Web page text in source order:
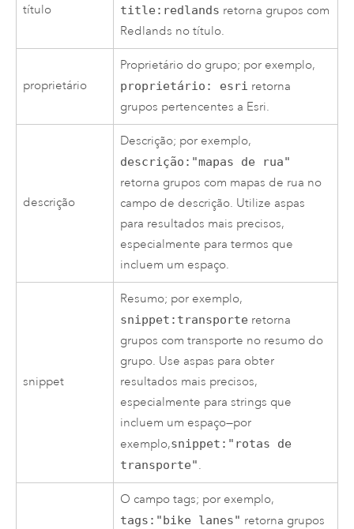
título title:redlands retorna grupos com
Redlands no título.
proprietário
Proprietário do grupo; por exemplo,
proprietário: esri retorna
grupos pertencentes a Esri.
descrição
Descrição; por exemplo,
descrição:"mapas de rua"
retorna grupos com mapas de rua no
campo de descrição. Utilize aspas
para resultados mais precisos,
especialmente para termos que
incluem um espaço.
snippet
Resumo; por exemplo,
snippet:transporte retorna
grupos com transporte no resumo do
grupo. Use aspas para obter
resultados mais precisos,
especialmente para strings que
incluem um espaço—por
exemplo,snippet:"rotas de
transporte".
O campo tags; por exemplo,
tags:"bike lanes" retorna grupos